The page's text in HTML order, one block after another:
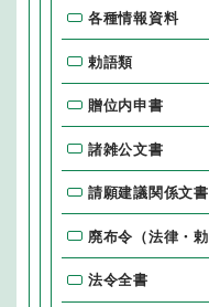
各種情報資料
勅語類
贈位内申書
諸雑公文書
請願建議関係文書
廃布令（法律・勅
法令全書